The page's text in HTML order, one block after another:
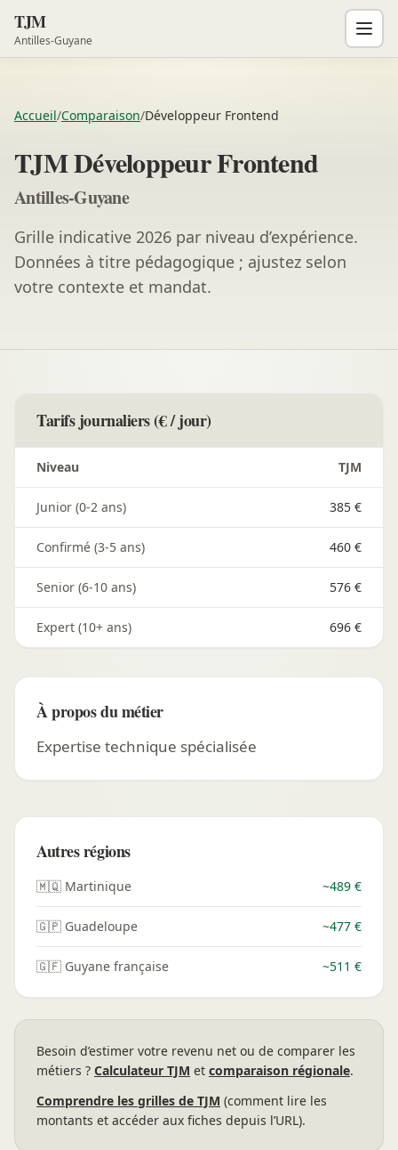
TJM
Antilles-Guyane
Accueil/Comparaison/Développeur Frontend
TJM Développeur Frontend
Antilles-Guyane
Grille indicative 2026 par niveau d’expérience.
Données à titre pédagogique ; ajustez selon
votre contexte et mandat.
Tarifs journaliers (€ / jour)
Niveau TJM
Junior (0-2 ans) 385 €
Confirmé (3-5 ans) 460 €
Senior (6-10 ans) 576 €
Expert (10+ ans) 696 €
À propos du métier
Expertise technique spécialisée
Autres régions
🇲🇶 Martinique ~489 €
🇬🇵 Guadeloupe ~477 €
🇬🇫 Guyane française ~511 €
Besoin d’estimer votre revenu net ou de comparer les
métiers ? Calculateur TJM et comparaison régionale.
Comprendre les grilles de TJM (comment lire les
montants et accéder aux fiches depuis l’URL).